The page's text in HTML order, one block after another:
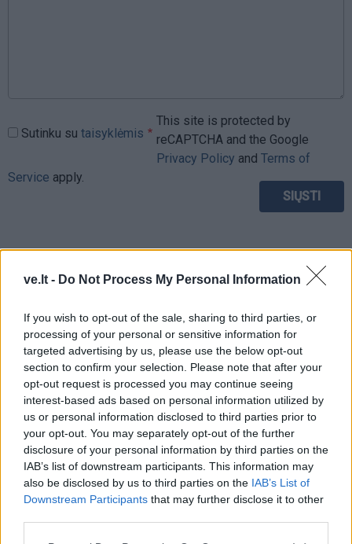
ve.lt - Do Not Process My Personal Information
If you wish to opt-out of the sale, sharing to third parties, or
processing of your personal or sensitive information for
targeted advertising by us, please use the below opt-out
section to confirm your selection. Please note that after your
opt-out request is processed you may continue seeing
interest-based ads based on personal information utilized by
us or personal information disclosed to third parties prior to
your opt-out. You may separately opt-out of the further
disclosure of your personal information by third parties on the
IAB’s list of downstream participants. This information may
also be disclosed by us to third parties on the IAB’s List of
Downstream Participants that may further disclose it to other
Sutinku su taisyklėmis
This site is protected by
reCAPTCHA and the Google
Privacy Policy and Terms of
Service apply.
TAIP PAT SKAITYKITE